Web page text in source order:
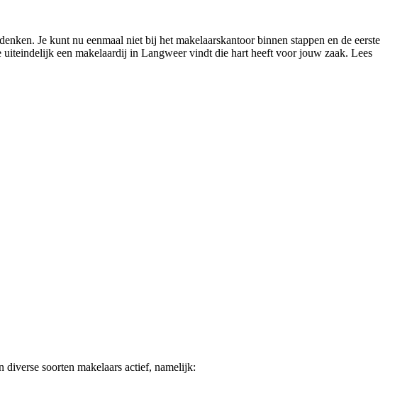
Je kunt nu eenmaal niet bij het makelaarskantoor binnen stappen en de eerste
een makelaardij in Langweer vindt die hart heeft voor jouw zaak. Lees
soorten makelaars actief, namelijk: